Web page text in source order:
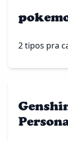
2 tipos pra